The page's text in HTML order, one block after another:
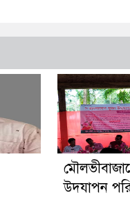
উদযাপন